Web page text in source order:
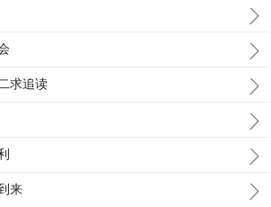
求追读
来